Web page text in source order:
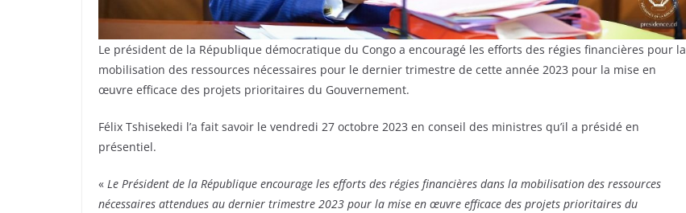
Le président de la République démocratique du Congo a encouragé les efforts des régies financières pour la
mobilisation des ressources nécessaires pour le dernier trimestre de cette année 2023 pour la mise en
œuvre efficace des projets prioritaires du Gouvernement.
Félix Tshisekedi l’a fait savoir le vendredi 27 octobre 2023 en conseil des ministres qu’il a présidé en
présentiel.
« Le Président de la République encourage les efforts des régies financières dans la mobilisation des ressources
nécessaires attendues au dernier trimestre 2023 pour la mise en œuvre efficace des projets prioritaires du